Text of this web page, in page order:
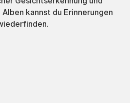
kannst du Erinnerungen